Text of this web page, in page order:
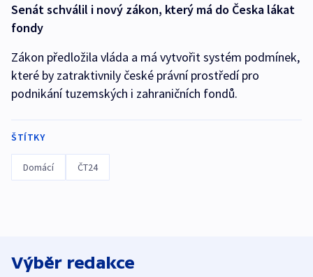
Senát schválil i nový zákon, který má do Česka lákat
fondy
Zákon předložila vláda a má vytvořit systém podmínek,
které by zatraktivnily české právní prostředí pro
podnikání tuzemských i zahraničních fondů.
ŠTÍTKY
Domácí ČT24
Výběr redakce